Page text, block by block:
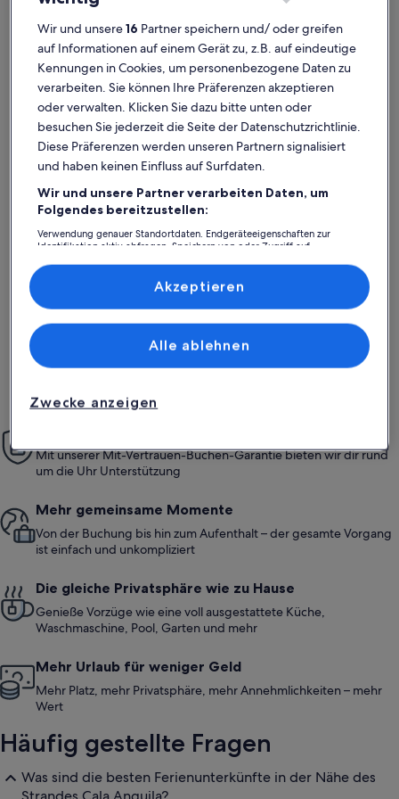
Weitere Infos zu FKK-Finca Mallorca, kl.Ferienhäuschen u.
Premium-Gastgeber
Urlaub
10 von 10
Vielen Dank es war super schön bei euch. Gut zum erholen
und um Ausflüge zu beginnen. Euer Grundstück ist ein Traum
1010 von
(1
Wir
Mit unserer Mit-Vertrauen-Buchen-Garantie bieten wir dir rund
um die Uhr Unterstützung
Mehr gemeinsame Momente
Von der Buchung bis hin zum Aufenthalt – der gesamte Vorgang
ist einfach und unkompliziert
Die gleiche Privatsphäre wie zu Hause
Genieße Vorzüge wie eine voll ausgestattete Küche,
Waschmaschine, Pool, Garten und mehr
Mehr Urlaub für weniger Geld
Mehr Platz, mehr Privatsphäre, mehr Annehmlichkeiten – mehr
Wert
Häufig gestellte Fragen
Was sind die besten Ferienunterkünfte in der Nähe des
Wir und unsere16 Partner speichern und/ oder greifen
auf Informationen auf einem Gerät zu, z.B. auf eindeutige
Kennungen in Cookies, um personenbezogene Daten zu
verarbeiten. Sie können Ihre Präferenzen akzeptieren
oder verwalten. Klicken Sie dazu bitte unten oder
besuchen Sie jederzeit die Seite der Datenschutzrichtlinie.
Diese Präferenzen werden unseren Partnern signalisiert
und haben keinen Einfluss auf Surfdaten.
Wir und unsere Partner verarbeiten Daten, um
Folgendes bereitzustellen:
Verwendung genauer Standortdaten. Endgeräteeigenschaften zur
Identifikation aktiv abfragen. Speichern von oder Zugriff auf
Inhalte, Messung von Werbeleistung und der Performance von Inhalten,
Zielgruppenforschung sowie Entwicklung und Verbesserung von
Liste der Partner (Lieferanten)
Zwecke anzeigen
Alle ablehnen
Akzeptieren